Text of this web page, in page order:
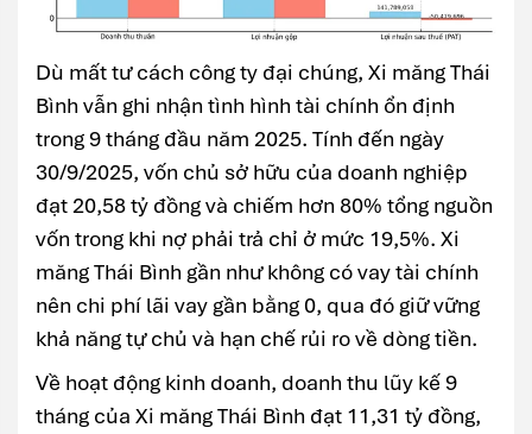
Dù mất tư cách công ty đại chúng, Xi măng Thái
Bình vẫn ghi nhận tình hình tài chính ổn định
trong 9 tháng đầu năm 2025. Tính đến ngày
30/9/2025, vốn chủ sở hữu của doanh nghiệp
đạt 20,58 tỷ đồng và chiếm hơn 80% tổng nguồn
vốn trong khi nợ phải trả chỉ ở mức 19,5%. Xi
măng Thái Bình gần như không có vay tài chính
nên chi phí lãi vay gần bằng 0, qua đó giữ vững
khả năng tự chủ và hạn chế rủi ro về dòng tiền.
Về hoạt động kinh doanh, doanh thu lũy kế 9
tháng của Xi măng Thái Bình đạt 11,31 tỷ đồng,